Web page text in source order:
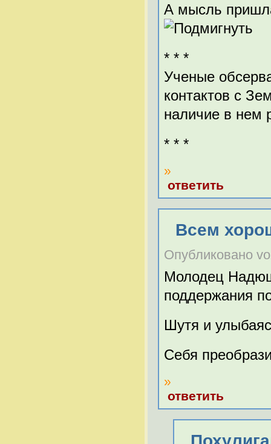
А мысль
* * *
Ученые
контактов с
наличие в нем
* * *
»
ответить
Всем
Опубликовано
Молодец
поддержания
Шутя и
Себя
»
ответить